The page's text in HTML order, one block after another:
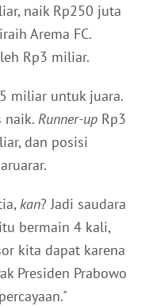
naik Rp250 juta
Arema FC.
Rp3 miliar.
miliar untuk juara.
naik. Runner-up Rp3
dan posisi
kan? Jadi saudara
bermain 4 kali,
kita dapat karena
Presiden Prabowo